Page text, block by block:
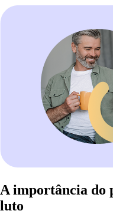
A importância do
luto